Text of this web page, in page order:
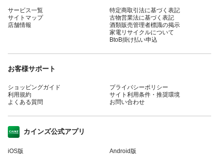
サービス一覧
サイトマップ
店舗情報
特定商取引法に基づく表記
古物営業法に基づく表記
酒類販売管理者標識の掲示
家電リサイクルについて
BtoB掛け払い申込
お客様サポート
ショッピングガイド
利用規約
よくある質問
プライバシーポリシー
サイト利用条件・推奨環境
お問い合わせ
カインズ公式アプリ
iOS版 Android版